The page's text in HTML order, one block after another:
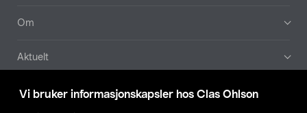
Vi bruker informasjonskapsler hos Clas Ohlson
Om
Aktuelt
Våre selskaper